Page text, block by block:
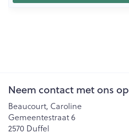
Neem contact met ons op
Beaucourt, Caroline
Gemeentestraat 6
2570 Duffel